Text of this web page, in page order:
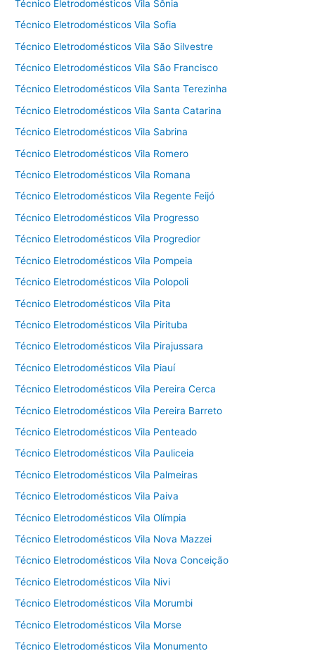
Técnico Eletrodomésticos Vila Sônia
Técnico Eletrodomésticos Vila Sofia
Técnico Eletrodomésticos Vila São Silvestre
Técnico Eletrodomésticos Vila São Francisco
Técnico Eletrodomésticos Vila Santa Terezinha
Técnico Eletrodomésticos Vila Santa Catarina
Técnico Eletrodomésticos Vila Sabrina
Técnico Eletrodomésticos Vila Romero
Técnico Eletrodomésticos Vila Romana
Técnico Eletrodomésticos Vila Regente Feijó
Técnico Eletrodomésticos Vila Progresso
Técnico Eletrodomésticos Vila Progredior
Técnico Eletrodomésticos Vila Pompeia
Técnico Eletrodomésticos Vila Polopoli
Técnico Eletrodomésticos Vila Pita
Técnico Eletrodomésticos Vila Pirituba
Técnico Eletrodomésticos Vila Pirajussara
Técnico Eletrodomésticos Vila Piauí
Técnico Eletrodomésticos Vila Pereira Cerca
Técnico Eletrodomésticos Vila Pereira Barreto
Técnico Eletrodomésticos Vila Penteado
Técnico Eletrodomésticos Vila Pauliceia
Técnico Eletrodomésticos Vila Palmeiras
Técnico Eletrodomésticos Vila Paiva
Técnico Eletrodomésticos Vila Olímpia
Técnico Eletrodomésticos Vila Nova Mazzei
Técnico Eletrodomésticos Vila Nova Conceição
Técnico Eletrodomésticos Vila Nivi
Técnico Eletrodomésticos Vila Morumbi
Técnico Eletrodomésticos Vila Morse
Técnico Eletrodomésticos Vila Monumento